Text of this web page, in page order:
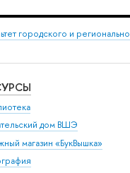
городского и
дом ВШЭ
магазин «БукВышка»